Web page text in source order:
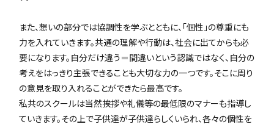
また、想いの部分では協調性を学ぶとともに、「個性」の尊重にも
力を入れていきます。共通の理解や行動は、社会に出てからも必
要になります。自分だけ違う＝間違いという認識ではなく、自分の
考えをはっきり主張できることも大切な力の一つです。そこに周り
の意見を取り入れることができたら最高です。
私共のスクールは当然挨拶や礼儀等の最低限のマナーも指導し
ていきます。その上で子供達が子供達らしくいられ、各々の個性を